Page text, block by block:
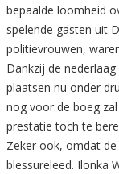
bepaalde loomheid
spelende gasten uit
politievrouwen,
Dankzij de
plaatsen nu onder
nog voor de boeg
prestatie toch te
Zeker ook, omdat
blessureleed. Ilonka